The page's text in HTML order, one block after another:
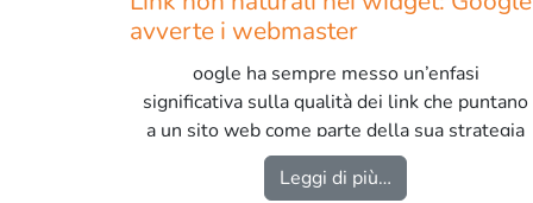
avverte i webmaster
oogle ha sempre messo un’enfasi
significativa sulla qualità dei link che puntano
a un sito web come parte della sua strategia
di valutazione dei siti web per il
posizionamento nei risultati di ricerca.
Leggi di più…